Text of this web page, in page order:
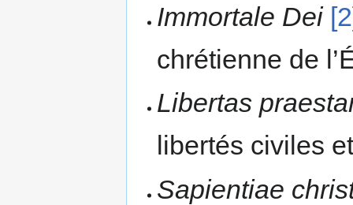
Immortale Dei
chrétienne de
Libertas
libertés civiles
Sapientiae